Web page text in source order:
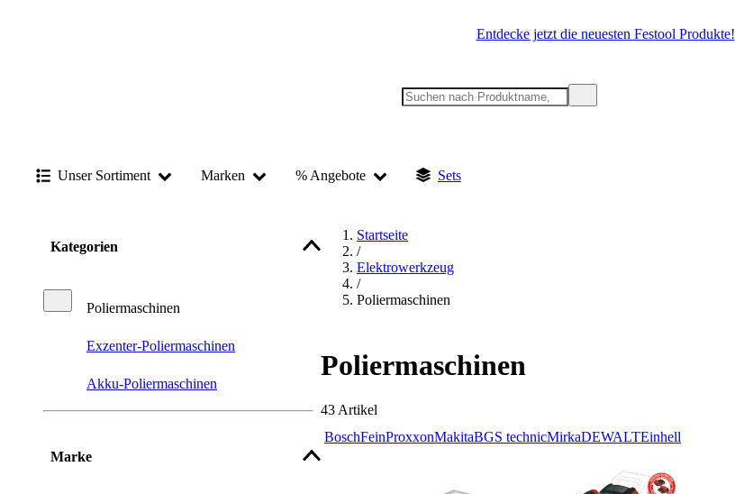
Entdecke jetzt die neuesten Festool Produkte!
Unser Sortiment Marken % Angebote Sets
Kategorien
Poliermaschinen
Exzenter-Poliermaschinen
Akku-Poliermaschinen
Marke
Startseite
/
Elektrowerkzeug
/
Poliermaschinen
Poliermaschinen
43 Artikel
BoschFeinProxxonMakitaBGS technicMirkaDEWALTEinhell